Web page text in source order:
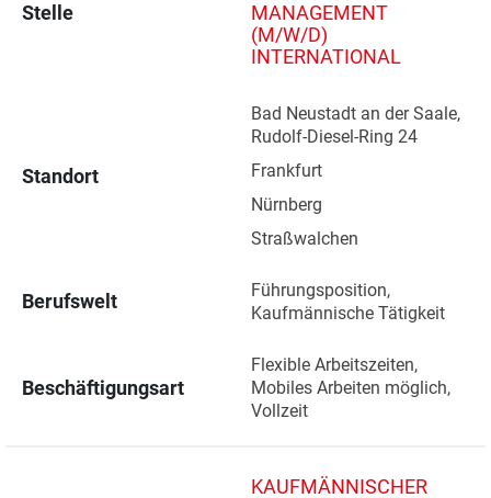
Stelle
MANAGEMENT
(M/W/D)
INTERNATIONAL
Standort
Bad Neustadt an der Saale,
Rudolf-Diesel-Ring 24
Frankfurt
Nürnberg
Straßwalchen
Berufswelt
Führungsposition,
Kaufmännische Tätigkeit
Beschäftigungsart
Flexible Arbeitszeiten,
Mobiles Arbeiten möglich,
Vollzeit
KAUFMÄNNISCHER